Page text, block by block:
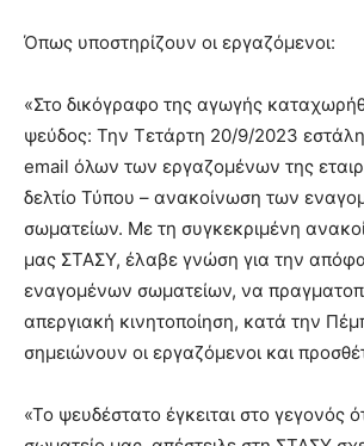
Όπως υποστηρίζουν οι εργαζόμενοι:
«Στο δικόγραφο της αγωγής
ψεύδος: Την Τετάρτη 20/9/2023
email όλων των εργαζομένων της
δελτίο Τύπου – ανακοίνωση των
σωματείων. Με τη συγκεκριμένη
μας ΣΤΑΣΥ, έλαβε γνώση για την
εναγομένων σωματείων, να
απεργιακή κινητοποίηση, κατά την
σημειώνουν οι εργαζόμενοι και
«Το ψευδέστατο έγκειται στο γεγονός